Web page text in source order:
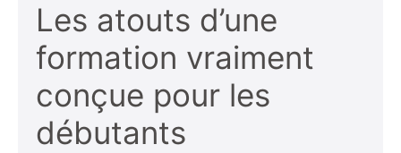
Les atouts d’une
formation vraiment
conçue pour les
débutants